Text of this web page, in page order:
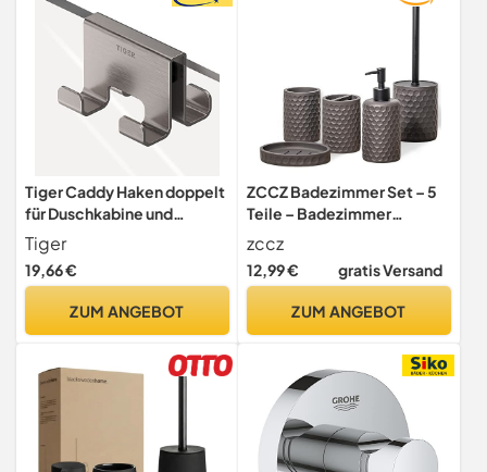
Tiger Caddy Haken doppelt
für Duschkabine und
Glastüren, zweiseitiger
Handtuchhaken zum
Einhängen auf der
passend für Glasstärken von
Bohren, Edelstahl
gebürstet
Tiger
19,66 €
ZUM ANGEBOT
ZCCZ Badezimmer Set – 5
Teile – Badezimmer
Toilettenbürste,
Zahnbürstenhalter,
Seifenschale – Edle
geometrisches Hexagon-
Muster, Bronze
zccz
12,99 € gratis Versand
ZUM ANGEBOT